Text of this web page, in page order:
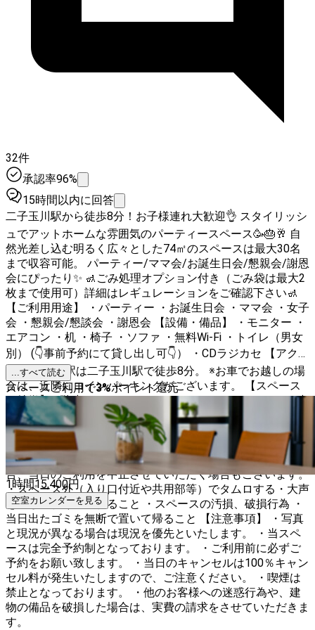
32件
承認率96%
15時間以内に回答
二子玉川駅から徒歩8分！お子様連れ大歓迎👌 スタイリッシ
ュでアットホームな雰囲気のパーティースペース🥳🎂🥂 自
然光差し込む明るく広々とした74㎡のスペースは最大30名
まで収容可能。 パーティー/ママ会/お誕生日会/懇親会/謝恩
会にぴったり✨ 🚮ごみ処理オプション付き（ごみ袋は最大2
枚まで使用可）詳細はレギュレーションをご確認下さい🚮
【ご利用用途】 ・パーティー ・お誕生日会 ・ママ会 ・女子
会 ・懇親会/懇談会 ・謝恩会 【設備・備品】 ・モニター ・
エアコン ・机 ・椅子 ・ソファ ・無料Wi-Fi ・トイレ（男女
別） (👇事前予約にて貸し出し可👇） ・CDラジカセ 【アクセ
ス】 最寄り駅は二子玉川駅で徒歩8分。 ※お車でお越しの場
合は、近隣にコインパーキングがございます。 【スペース
の特徴】 2階建て、１フロア１テナントのアットホームな建
物の２階部分をレンタルスペースとして貸し出ししておりま
す。 （１階は認可保育園です）スタジオの他、スタディル
ームのご用意もございます。 【禁止事項】 近隣住民への配
慮のため、下記の行為は禁止です。 お守りいただけない場
合、当日のご利用を中止させていただく場合もございます。
・スペース外（入り口付近や共用部等）でタムロする・大声
を出して騒ぐ・暴れること ・スペースの汚損、破損行為 ・
当日出たゴミを無断で置いて帰ること 【注意事項】 ・写真
と現況が異なる場合は現況を優先といたします。 ・当スペ
ースは完全予約制となっております。 ・ご利用前に必ずご
予約をお願い致します。 ・当日のキャンセルは100％キャン
セル料が発生いたしますので、ご注意ください。 ・喫煙は
禁止となっております。 ・他のお客様への迷惑行為や、建
物の備品を破損した場合は、実費の請求をさせていただきま
す。
...すべて読む
スペースご利用で3%ポイント還元
1時間15,400円
空室カレンダーを見る